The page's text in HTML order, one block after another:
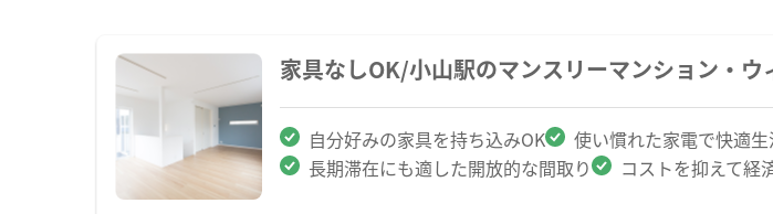
家具なしOK/小山駅のマンスリーマンション・
自分好みの家具を持ち込みOK 使い慣れた家電で快適
長期滞在にも適した開放的な間取り
コストを抑えて経